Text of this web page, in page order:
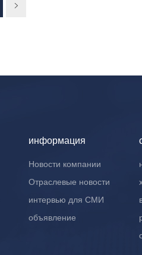
информация
Новости компании
Отраслевые новости
интервью для СМИ
объявление